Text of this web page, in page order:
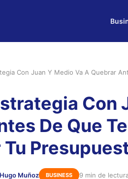
Con Juan Y Medio Va A Quebrar
Con
De Que
Muñoz BUSINESS 9 min de